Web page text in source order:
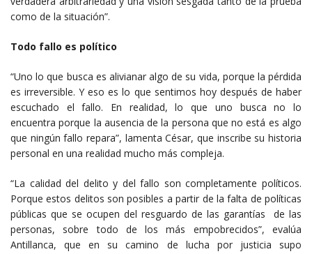
como de la situación”.
Todo fallo es político
“Uno lo que busca es alivianar algo de su vida, porque la pérdida
es irreversible. Y eso es lo que sentimos hoy después de haber
escuchado el fallo. En realidad, lo que uno busca no lo
encuentra porque la ausencia de la persona que no está es algo
que ningún fallo repara”, lamenta César, que inscribe su historia
personal en una realidad mucho más compleja.
“La calidad del delito y del fallo son completamente políticos.
Porque estos delitos son posibles a partir de la falta de políticas
públicas que se ocupen del resguardo de las garantías de las
personas, sobre todo de los más empobrecidos”, evalúa
Antillanca, que en su camino de lucha por justicia supo